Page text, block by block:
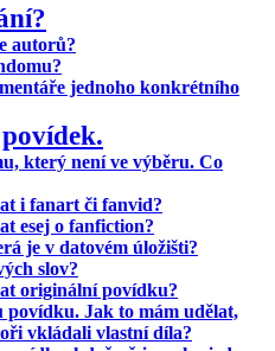
autorů?
jednoho konkrétního
který není ve výběru. Co
i fanart či fanvid?
esej o fanfiction?
je v datovém úložišti?
slov?
originální povídku?
povídku. Jak to mám udělat,
vkládali vlastní díla?